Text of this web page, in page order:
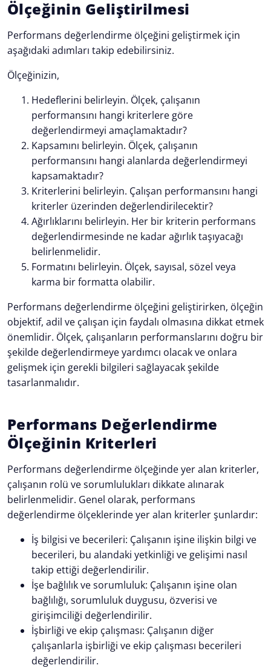
Ölçeğinin Geliştirilmesi
Performans değerlendirme ölçeğini geliştirmek için
aşağıdaki adımları takip edebilirsiniz.
Ölçeğinizin,
Hedeflerini belirleyin. Ölçek, çalışanın
performansını hangi kriterlere göre
değerlendirmeyi amaçlamaktadır?
Kapsamını belirleyin. Ölçek, çalışanın
performansını hangi alanlarda değerlendirmeyi
kapsamaktadır?
Kriterlerini belirleyin. Çalışan performansını hangi
kriterler üzerinden değerlendirilecektir?
Ağırlıklarını belirleyin. Her bir kriterin performans
değerlendirmesinde ne kadar ağırlık taşıyacağı
belirlenmelidir.
Formatını belirleyin. Ölçek, sayısal, sözel veya
karma bir formatta olabilir.
Performans değerlendirme ölçeğini geliştirirken, ölçeğin
objektif, adil ve çalışan için faydalı olmasına dikkat etmek
önemlidir. Ölçek, çalışanların performanslarını doğru bir
şekilde değerlendirmeye yardımcı olacak ve onlara
gelişmek için gerekli bilgileri sağlayacak şekilde
tasarlanmalıdır.
Performans Değerlendirme
Ölçeğinin Kriterleri
Performans değerlendirme ölçeğinde yer alan kriterler,
çalışanın rolü ve sorumlulukları dikkate alınarak
belirlenmelidir. Genel olarak, performans
değerlendirme ölçeklerinde yer alan kriterler şunlardır:
İş bilgisi ve becerileri: Çalışanın işine ilişkin bilgi ve
becerileri, bu alandaki yetkinliği ve gelişimi nasıl
takip ettiği değerlendirilir.
İşe bağlılık ve sorumluluk: Çalışanın işine olan
bağlılığı, sorumluluk duygusu, özverisi ve
girişimciliği değerlendirilir.
İşbirliği ve ekip çalışması: Çalışanın diğer
çalışanlarla işbirliği ve ekip çalışması becerileri
değerlendirilir.